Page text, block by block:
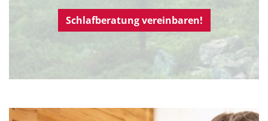
Schlafberatung vereinbaren!